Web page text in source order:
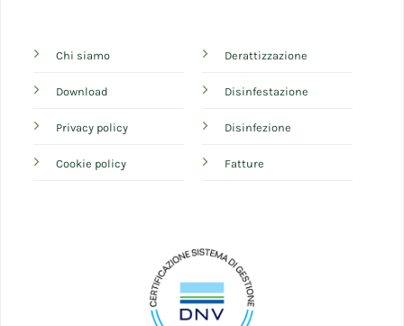
Chi siamo
Download
Privacy policy
Cookie policy
Derattizzazione
Disinfestazione
Disinfezione
Fatture